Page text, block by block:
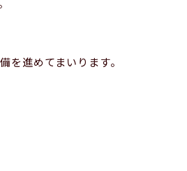
進めてまいります。